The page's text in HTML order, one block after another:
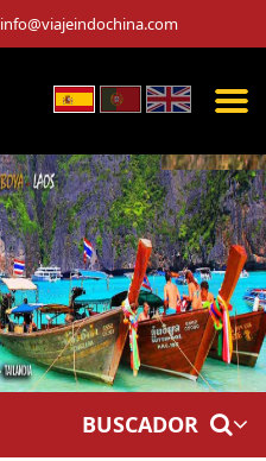
info@viajeindochina.com
BUSCADOR